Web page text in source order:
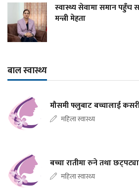
स्वास्थ्य सेवामा समान पहुँच
मन्त्री मेहता
बाल स्वास्थ्य
मौसमी फ्लुबाट बच्चालाई
महिला स्वास्थ्य
बच्चा रातीमा रुने तथा
महिला स्वास्थ्य